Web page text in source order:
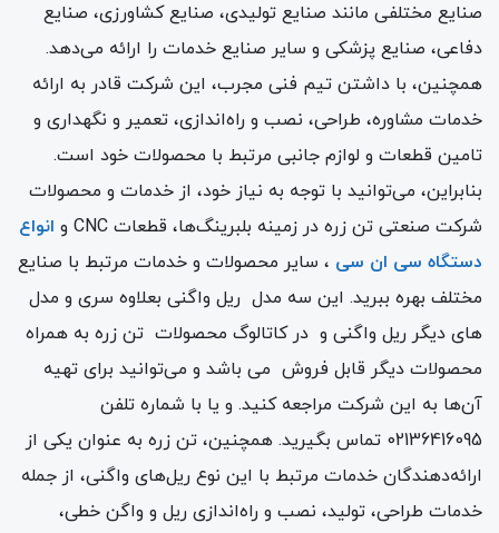
صنایع مختلفی مانند صنایع تولیدی، صنایع کشاورزی، صنایع
دفاعی، صنایع پزشکی و سایر صنایع خدمات را ارائه می‌دهد.
همچنین، با داشتن تیم فنی مجرب، این شرکت قادر به ارائه
خدمات مشاوره، طراحی، نصب و راه‌اندازی، تعمیر و نگهداری و
تامین قطعات و لوازم جانبی مرتبط با محصولات خود است.
بنابراین، می‌توانید با توجه به نیاز خود، از خدمات و محصولات
شرکت صنعتی تن زره در زمینه بلبرینگ‌ها، قطعات CNC و
انواع
دستگاه سی ان سی ، سایر محصولات و خدمات مرتبط با صنایع
مختلف بهره ببرید. این سه مدل ریل واگنی بعلاوه سری و مدل
های دیگر ریل واگنی و در کاتالوگ محصولات تن زره به همراه
محصولات دیگر قابل فروش می باشد و می‌توانید برای تهیه
آن‌ها به این شرکت مراجعه کنید. و یا با شماره تلفن
02136416095 تماس بگیرید. همچنین، تن زره به عنوان یکی از
ارائه‌دهندگان خدمات مرتبط با این نوع ریل‌های واگنی، از جمله
خدمات طراحی، تولید، نصب و راه‌اندازی ریل و واگن خطی،